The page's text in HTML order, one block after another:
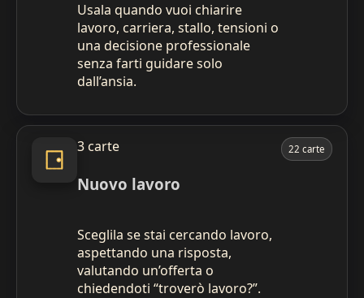
Usala quando vuoi chiarire
lavoro, carriera, stallo, tensioni o
una decisione professionale
senza farti guidare solo
dall’ansia.
3 carte
Nuovo lavoro
Sceglila se stai cercando lavoro,
aspettando una risposta,
valutando un’offerta o
chiedendoti “troverò lavoro?”.
22 carte